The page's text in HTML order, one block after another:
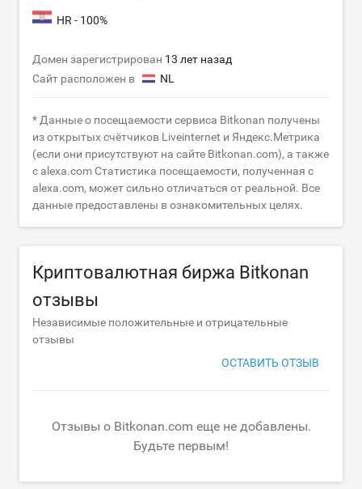
HR - 100%
Домен зарегистрирован 13 лет назад
Сайт расположен в
NL
* Данные о посещаемости сервиса Bitkonan получены
из открытых счётчиков Liveinternet и Яндекс.Метрика
(если они присутствуют на сайте Bitkonan.com), а также
с alexa.com Статистика посещаемости, полученная с
alexa.com, может сильно отличаться от реальной. Все
данные предоставлены в ознакомительных целях.
Криптовалютная биржа Bitkonan
отзывы
Независимые положительные и отрицательные
отзывы
ОСТАВИТЬ ОТЗЫВ
Отзывы о Bitkonan.com еще не добавлены.
Будьте первым!